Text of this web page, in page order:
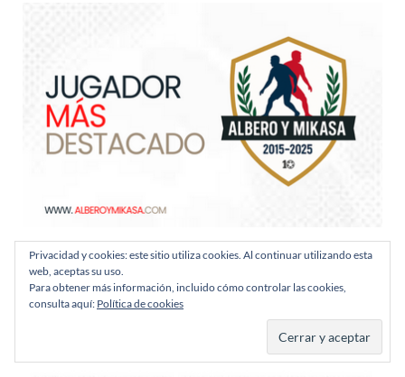
PUBLICIDAD
Privacidad y cookies: este sitio utiliza cookies. Al continuar utilizando esta
web, aceptas su uso.
Para obtener más información, incluido cómo controlar las cookies,
consulta aquí: Política de cookies